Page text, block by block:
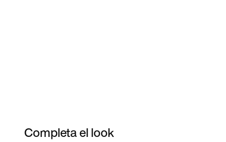
Completa el look